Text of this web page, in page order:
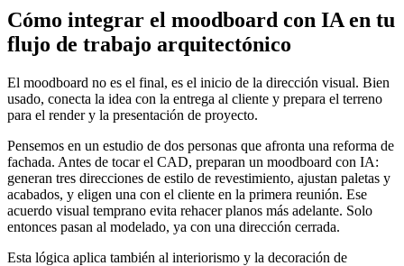
Cómo integrar el moodboard con IA en tu
flujo de trabajo arquitectónico
El moodboard no es el final, es el inicio de la dirección visual. Bien
usado, conecta la idea con la entrega al cliente y prepara el terreno
para el render y la presentación de proyecto.
Pensemos en un estudio de dos personas que afronta una reforma de
fachada. Antes de tocar el CAD, preparan un moodboard con IA:
generan tres direcciones de estilo de revestimiento, ajustan paletas y
acabados, y eligen una con el cliente en la primera reunión. Ese
acuerdo visual temprano evita rehacer planos más adelante. Solo
entonces pasan al modelado, ya con una dirección cerrada.
Esta lógica aplica también al interiorismo y la decoración de